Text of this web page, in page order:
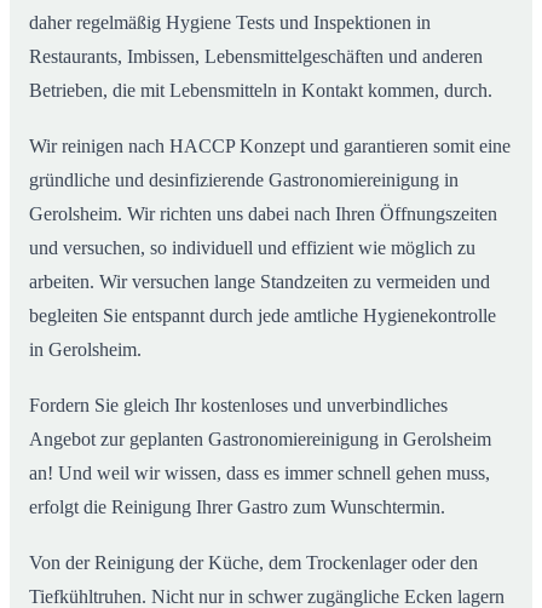
daher regelmäßig Hygiene Tests und Inspektionen in
Restaurants, Imbissen, Lebensmittelgeschäften und anderen
Betrieben, die mit Lebensmitteln in Kontakt kommen, durch.
Wir reinigen nach HACCP Konzept und garantieren somit eine
gründliche und desinfizierende Gastronomiereinigung in
Gerolsheim. Wir richten uns dabei nach Ihren Öffnungszeiten
und versuchen, so individuell und effizient wie möglich zu
arbeiten. Wir versuchen lange Standzeiten zu vermeiden und
begleiten Sie entspannt durch jede amtliche Hygienekontrolle
in Gerolsheim.
Fordern Sie gleich Ihr kostenloses und unverbindliches
Angebot zur geplanten Gastronomiereinigung in Gerolsheim
an! Und weil wir wissen, dass es immer schnell gehen muss,
erfolgt die Reinigung Ihrer Gastro zum Wunschtermin.
Von der Reinigung der Küche, dem Trockenlager oder den
Tiefkühltruhen. Nicht nur in schwer zugängliche Ecken lagern